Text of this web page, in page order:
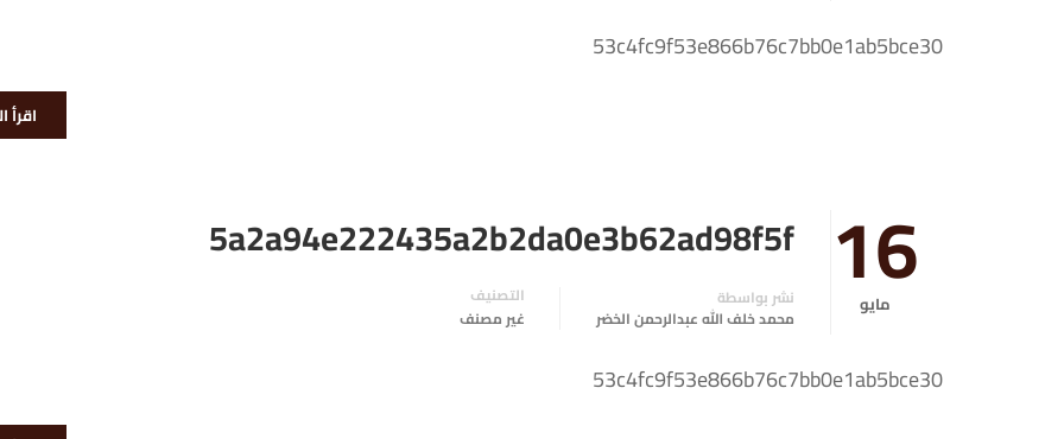
53c4fc9f53e866b76c7bb0e1ab5bce30
اقرأ
16
مايو
5a2a94e222435a2b2da0e3b62ad98f5f
نشر بواسطة
محمد خلف الله عبدالرحمن الخضر
التصنيف
غير مصنف
53c4fc9f53e866b76c7bb0e1ab5bce30